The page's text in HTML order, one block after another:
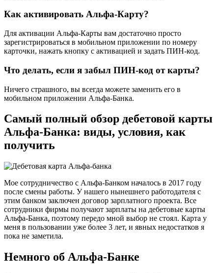
Как активировать Альфа-Карту?
Для активации Альфа-Карты вам достаточно просто
зарегистрироваться в мобильном приложении по номеру
карточки, нажать кнопку с активацией и задать ПИН-код.
Что делать, если я забыл ПИН-код от карты?
Ничего страшного, вы всегда можете заменить его в
мобильном приложении Альфа-Банка.
Самый полный обзор дебетовой карты
Альфа-Банка: виды, условия, как
получить
Мое сотрудничество с Альфа-Банком началось в 2017 году
после смены работы. У нашего нынешнего работодателя с
этим банком заключен договор зарплатного проекта. Все
сотрудники фирмы получают зарплаты на дебетовые карты
Альфа-Банка, поэтому передо мной выбор не стоял. Карта у
меня в пользовании уже более 3 лет, и явных недостатков я
пока не заметила.
Немного об Альфа-Банке